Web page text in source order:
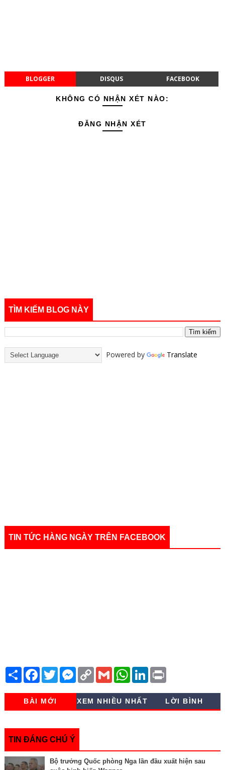
BLOGGER DISQUS FACEBOOK
KHÔNG CÓ NHẬN XÉT NÀO:
ĐĂNG NHẬN XÉT
TÌM KIẾM BLOG NÀY
Powered by Translate
TIN TỨC HÀNG NGÀY TRÊN FACEBOOK
S
r
e
F
e
b
o
k
T
w
t
e
M
s
e
n
e
C
y
L
i
G
m
i
l
W
t
s
A
L
k
d
P
n
t
BÀI MỚI XEM NHIỀU NHẤT LỜI BÌNH
TIN ĐÁNG CHÚ Ý
Bộ trưởng Quốc phòng Nga lần đầu xuất hiện sau